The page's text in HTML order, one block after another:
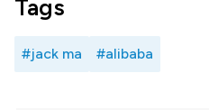
Tags
#jack ma #alibaba